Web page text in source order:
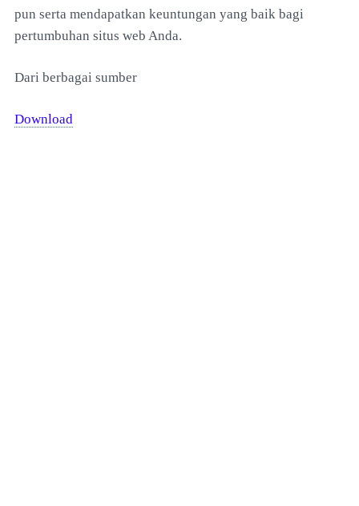
pun serta mendapatkan keuntungan yang baik bagi
pertumbuhan situs web Anda.
Dari berbagai sumber
Download